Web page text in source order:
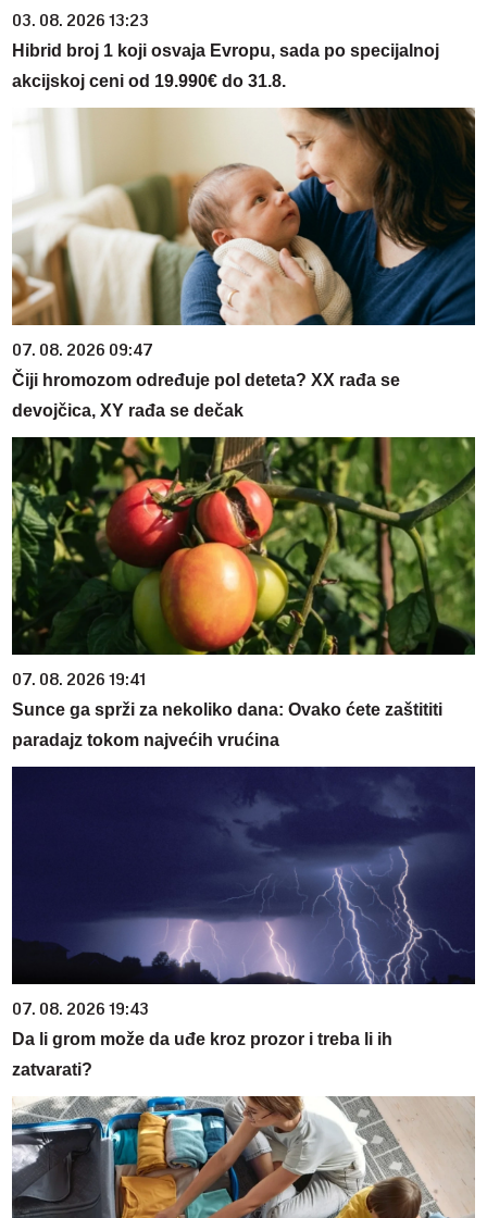
03. 08. 2026 13:23
Hibrid broj 1 koji osvaja Evropu, sada po specijalnoj
akcijskoj ceni od 19.990€ do 31.8.
07. 08. 2026 09:47
Čiji hromozom određuje pol deteta? XX rađa se
devojčica, XY rađa se dečak
07. 08. 2026 19:41
Sunce ga sprži za nekoliko dana: Ovako ćete zaštititi
paradajz tokom najvećih vrućina
07. 08. 2026 19:43
Da li grom može da uđe kroz prozor i treba li ih
zatvarati?